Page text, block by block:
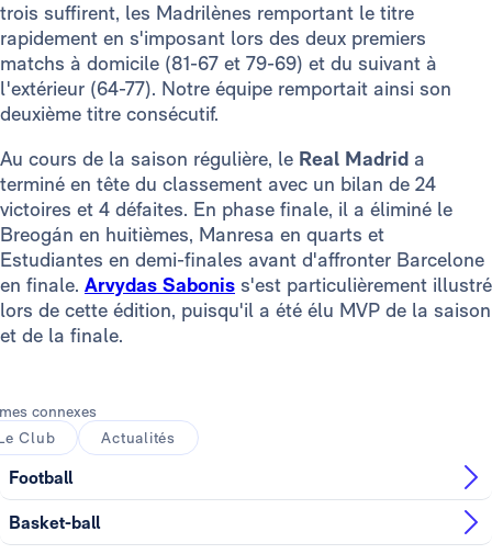
trois suffirent, les Madrilènes remportant le titre
rapidement en s'imposant lors des deux premiers
matchs à domicile (81-67 et 79-69) et du suivant à
l'extérieur (64-77). Notre équipe remportait ainsi son
deuxième titre consécutif.
Au cours de la saison régulière, le Real Madrid a
terminé en tête du classement avec un bilan de 24
victoires et 4 défaites. En phase finale, il a éliminé le
Breogán en huitièmes, Manresa en quarts et
Estudiantes en demi-finales avant d'affronter Barcelone
en finale. Arvydas Sabonis s'est particulièrement illustré
lors de cette édition, puisqu'il a été élu MVP de la saison
et de la finale.
connexes
Club
Actualités
Football
Basket-ball